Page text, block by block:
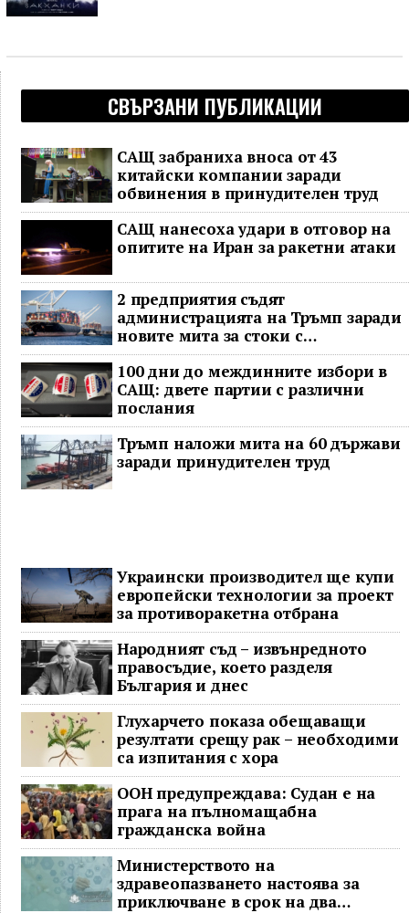
СВЪРЗАНИ ПУБЛИКАЦИИ
САЩ забраниха вноса от 43
китайски компании заради
обвинения в принудителен труд
САЩ нанесоха удари в отговор на
опитите на Иран за ракетни атаки
2 предприятия съдят
администрацията на Тръмп заради
новите мита за стоки с
принудителен труд
100 дни до междинните избори в
САЩ: двете партии с различни
послания
Тръмп наложи мита на 60 държави
заради принудителен труд
Украински производител ще купи
европейски технологии за проект
за противоракетна отбрана
Народният съд – извънредното
правосъдие, което разделя
България и днес
Глухарчето показа обещаващи
резултати срещу рак – необходими
са изпитания с хора
ООН предупреждава: Судан е на
прага на пълномащабна
гражданска война
Министерството на
здравеопазването настоява за
приключване в срок на два